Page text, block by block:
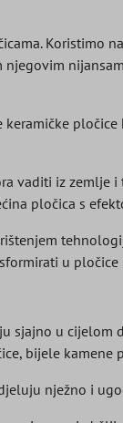
Koristimo
vaditi iz zemlje
pločica s
u
sjajno u cijelom
bijele kamene
nježno i